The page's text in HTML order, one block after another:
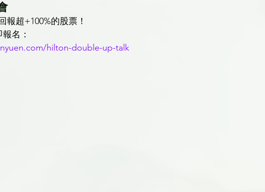
報超+100%的股票！
名：
hilton-double-up-talk